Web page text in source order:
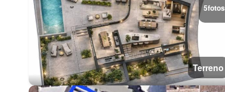
5fotos
Terreno